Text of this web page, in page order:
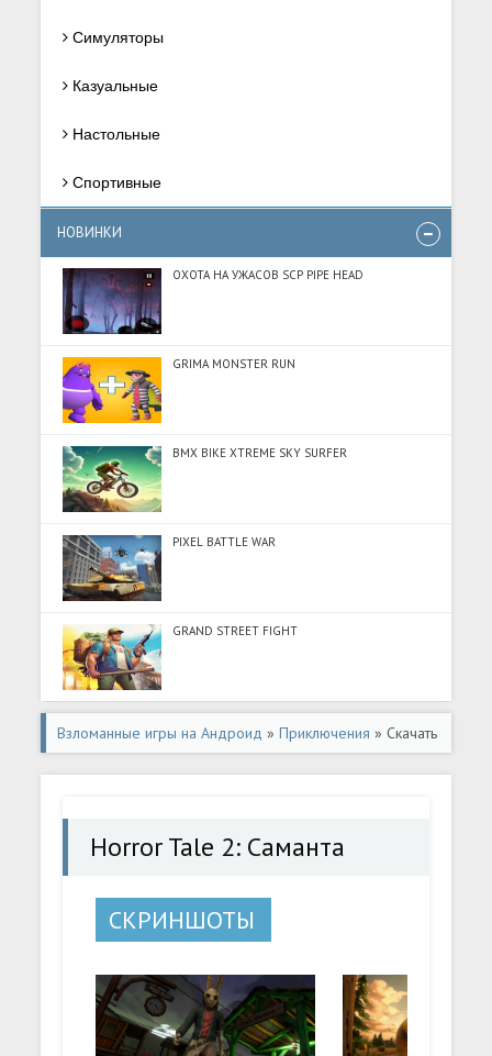
Симуляторы
Казуальные
Настольные
Спортивные
НОВИНКИ
ОХОТА НА УЖАСОВ SCP PIPE HEAD
GRIMA MONSTER RUN
BMX BIKE XTREME SKY SURFER
PIXEL BATTLE WAR
GRAND STREET FIGHT
Взломанные игры на Андроид »Приключения » Скачать
Horror Tale 2: Саманта (Много денег) на Андроид
Horror Tale 2: Саманта
СКРИНШОТЫ